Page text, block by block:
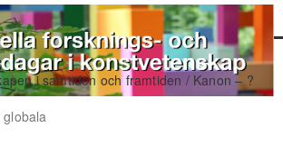
i samtiden och framtiden / Kanon – ?